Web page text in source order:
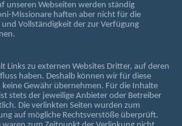
unseren Webseiten werden ständig
Missionare haften aber nicht für die
Vollständigkeit der zur Verfügung
Links zu externen Websites Dritter, auf deren
haben. Deshalb können wir für diese
Gewähr übernehmen. Für die Inhalte
stets der jeweilige Anbieter oder Betreiber
Die verlinkten Seiten wurden zum
auf mögliche Rechtsverstöße überprüft.